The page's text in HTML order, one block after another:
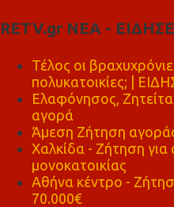
RETV.gr ΝΕΑ -
Τέλος οι
πολυκατοικίες; |
Ελαφόνησος,
αγορά
Άμεση Ζήτηση
Χαλκίδα - Ζήτηση για
μονοκατοικίας
Αθήνα κέντρο -
70.000€